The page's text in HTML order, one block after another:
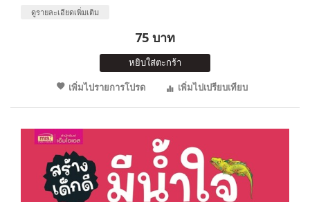
ดูรายละเอียดเพิ่มเติม
75 บาท
หยิบใส่ตะกร้า
เพิ่มไปรายการโปรด
เพิ่มไปเปรียบเทียบ